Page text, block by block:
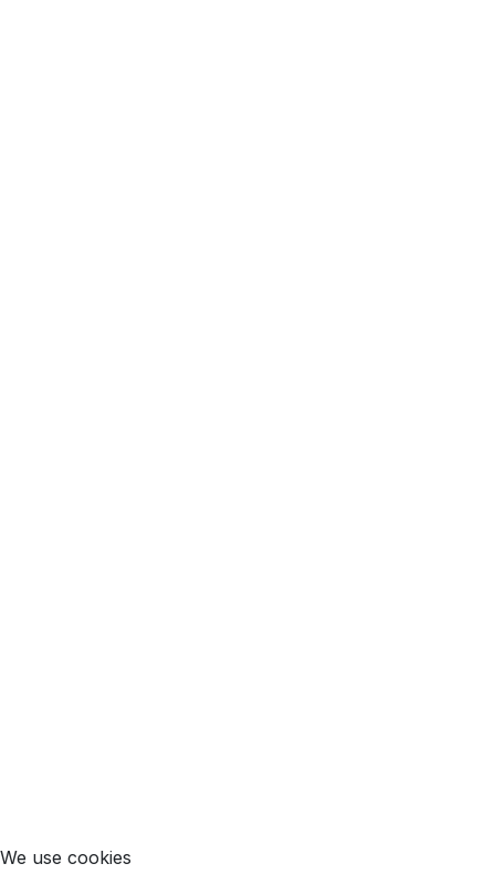
We use cookies